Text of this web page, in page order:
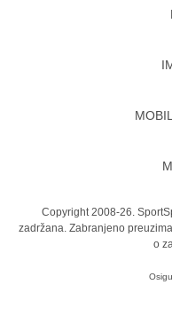
Copyright 2008-26.
zadržana. Zabranjeno
o